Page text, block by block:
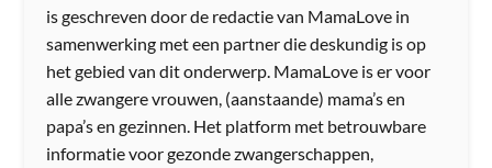
is geschreven door de redactie van MamaLove in
samenwerking met een partner die deskundig is op
het gebied van dit onderwerp. MamaLove is er voor
alle zwangere vrouwen, (aanstaande) mama’s en
papa’s en gezinnen. Het platform met betrouwbare
informatie voor gezonde zwangerschappen,